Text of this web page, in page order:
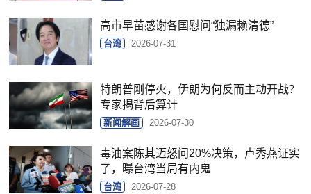
高市早苗感谢各国慰问“独漏赖清德”
台湾 2026-07-31
特朗普刚停火，伊朗为何反而主动开战？
专家揭背后算计
新闻解画 2026-07-30
毒油案陈其迈怒问20%决策，卢秀燕证实
了，曝台湾当局有内鬼
台湾 2026-07-28